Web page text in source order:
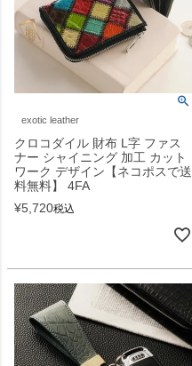
exotic leather
クロコダイル 財布 L字 ファス
ナー シャイニング 加工 カット
ワーク デザイン【ネコポスで送
料無料】 4FA
¥5,720税込